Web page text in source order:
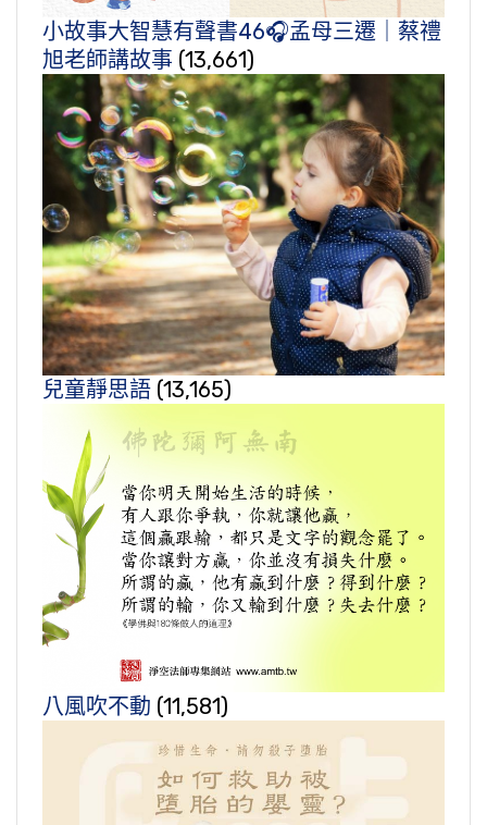
小故事大智慧有聲書46🎧孟母三遷｜蔡禮
旭老師講故事 (13,661)
兒童靜思語 (13,165)
八風吹不動 (11,581)